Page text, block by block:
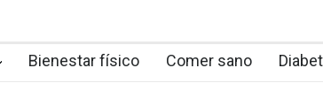
Bienestar físico Comer sano